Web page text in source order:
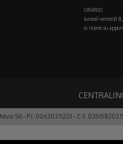
ORARIO
lunedì-venerdì
si riceve su
Musi Srl - P.I. 00630371201 - C.F.